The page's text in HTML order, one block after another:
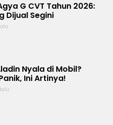
G CVT Tahun 2026:
Dijual Segini
Nyala di Mobil?
Ini Artinya!